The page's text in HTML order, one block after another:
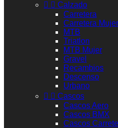
  Calzado
Carretera
Carretera Mujer
MTB
Triatlon
MTB Mujer
Gravel
Recambios
Descenso
Urbano
  Cascos
Cascos Aero
Cascos BMX
Cascos